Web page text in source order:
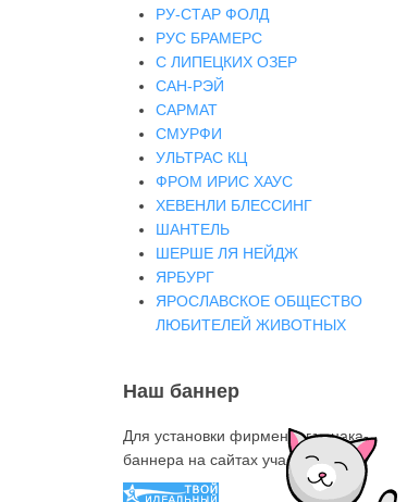
РУ-СТАР ФОЛД
РУС БРАМЕРС
С ЛИПЕЦКИХ ОЗЕР
САН-РЭЙ
САРМАТ
СМУРФИ
УЛЬТРАС КЦ
ФРОМ ИРИС ХАУС
ХЕВЕНЛИ БЛЕССИНГ
ШАНТЕЛЬ
ШЕРШЕ ЛЯ НЕЙДЖ
ЯРБУРГ
ЯРОСЛАВСКОЕ ОБЩЕСТВО
ЛЮБИТЕЛЕЙ ЖИВОТНЫХ
Наш баннер
Для установки фирменного знака-
баннера на сайтах участниках